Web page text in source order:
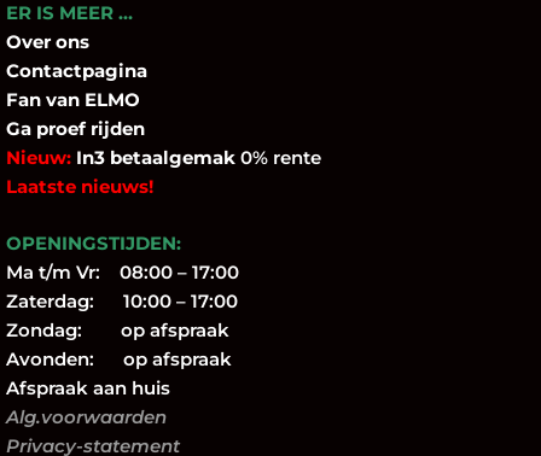
ER IS MEER …
Over ons
Contactpagina
Fan van ELMO
Ga proef rijden
Nieuw: In3 betaalgemak 0% rente
Laatste nieuws!
OPENINGSTIJDEN:
Ma t/m Vr: 08:00 – 17:00
Zaterdag: 10:00 – 17:00
Zondag: op afspraak
Avonden: op afspraak
Afspraak aan huis
Alg.voorwaarden
Privacy-statement